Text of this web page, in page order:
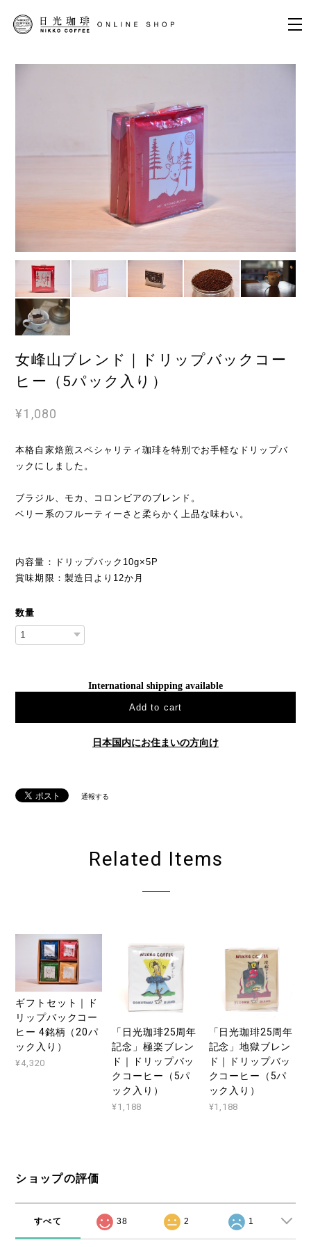
女峰山ブレンド｜ドリップバックコー
ヒー（5パック入り）
¥1,080
本格自家焙煎スペシャリティ珈琲を特別でお手軽なドリップバ
ックにしました。
ブラジル、モカ、コロンビアのブレンド。
ベリー系のフルーティーさと柔らかく上品な味わい。
内容量：ドリップバック10g×5P
賞味期限：製造日より12か月
数量
International shipping available
Add to cart
日本国内にお住まいの方向け
通報する
Related Items
ギフトセット｜ド
リップバックコー
ヒー 4銘柄（20パ
ック入り）
¥4,320
「日光珈琲25周年
記念」極楽ブレン
ド｜ドリップバッ
クコーヒー（5パ
ック入り）
¥1,188
「日光珈琲25周年
記念」地獄ブレン
ド｜ドリップバッ
クコーヒー（5パ
ック入り）
¥1,188
ショップの評価
すべて 38 2 1